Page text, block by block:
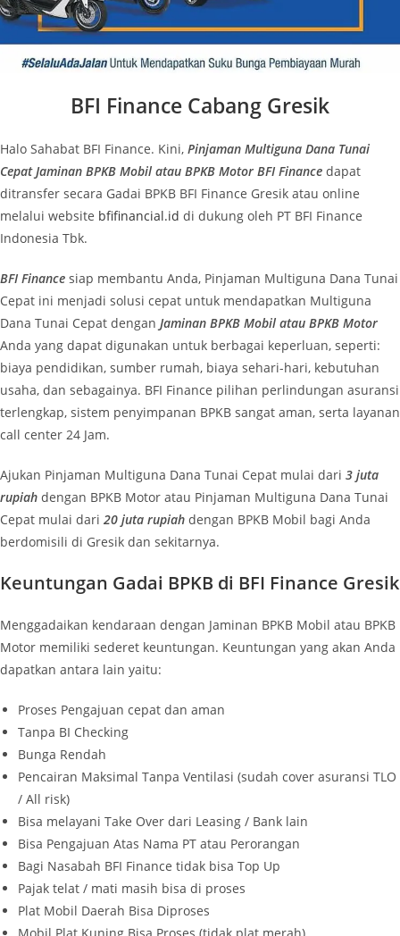
BFI Finance Cabang Gresik
Halo Sahabat BFI Finance. Kini, Pinjaman Multiguna Dana Tunai
Cepat Jaminan BPKB Mobil atau BPKB Motor BFI Finance dapat
ditransfer secara Gadai BPKB BFI Finance Gresik atau online
melalui website bfifinancial.id di dukung oleh PT BFI Finance
Indonesia Tbk.
BFI Finance siap membantu Anda, Pinjaman Multiguna Dana Tunai
Cepat ini menjadi solusi cepat untuk mendapatkan Multiguna
Dana Tunai Cepat dengan Jaminan BPKB Mobil atau BPKB Motor
Anda yang dapat digunakan untuk berbagai keperluan, seperti:
biaya pendidikan, sumber rumah, biaya sehari-hari, kebutuhan
usaha, dan sebagainya. BFI Finance pilihan perlindungan asuransi
terlengkap, sistem penyimpanan BPKB sangat aman, serta layanan
call center 24 Jam.
Ajukan Pinjaman Multiguna Dana Tunai Cepat mulai dari 3 juta
rupiah dengan BPKB Motor atau Pinjaman Multiguna Dana Tunai
Cepat mulai dari 20 juta rupiah dengan BPKB Mobil bagi Anda
berdomisili di Gresik dan sekitarnya.
Keuntungan Gadai BPKB di BFI Finance Gresik
Menggadaikan kendaraan dengan Jaminan BPKB Mobil atau BPKB
Motor memiliki sederet keuntungan. Keuntungan yang akan Anda
dapatkan antara lain yaitu:
Proses Pengajuan cepat dan aman
Tanpa BI Checking
Bunga Rendah
Pencairan Maksimal Tanpa Ventilasi (sudah cover asuransi TLO
/ All risk)
Bisa melayani Take Over dari Leasing / Bank lain
Bisa Pengajuan Atas Nama PT atau Perorangan
Bagi Nasabah BFI Finance tidak bisa Top Up
Pajak telat / mati masih bisa di proses
Plat Mobil Daerah Bisa Diproses